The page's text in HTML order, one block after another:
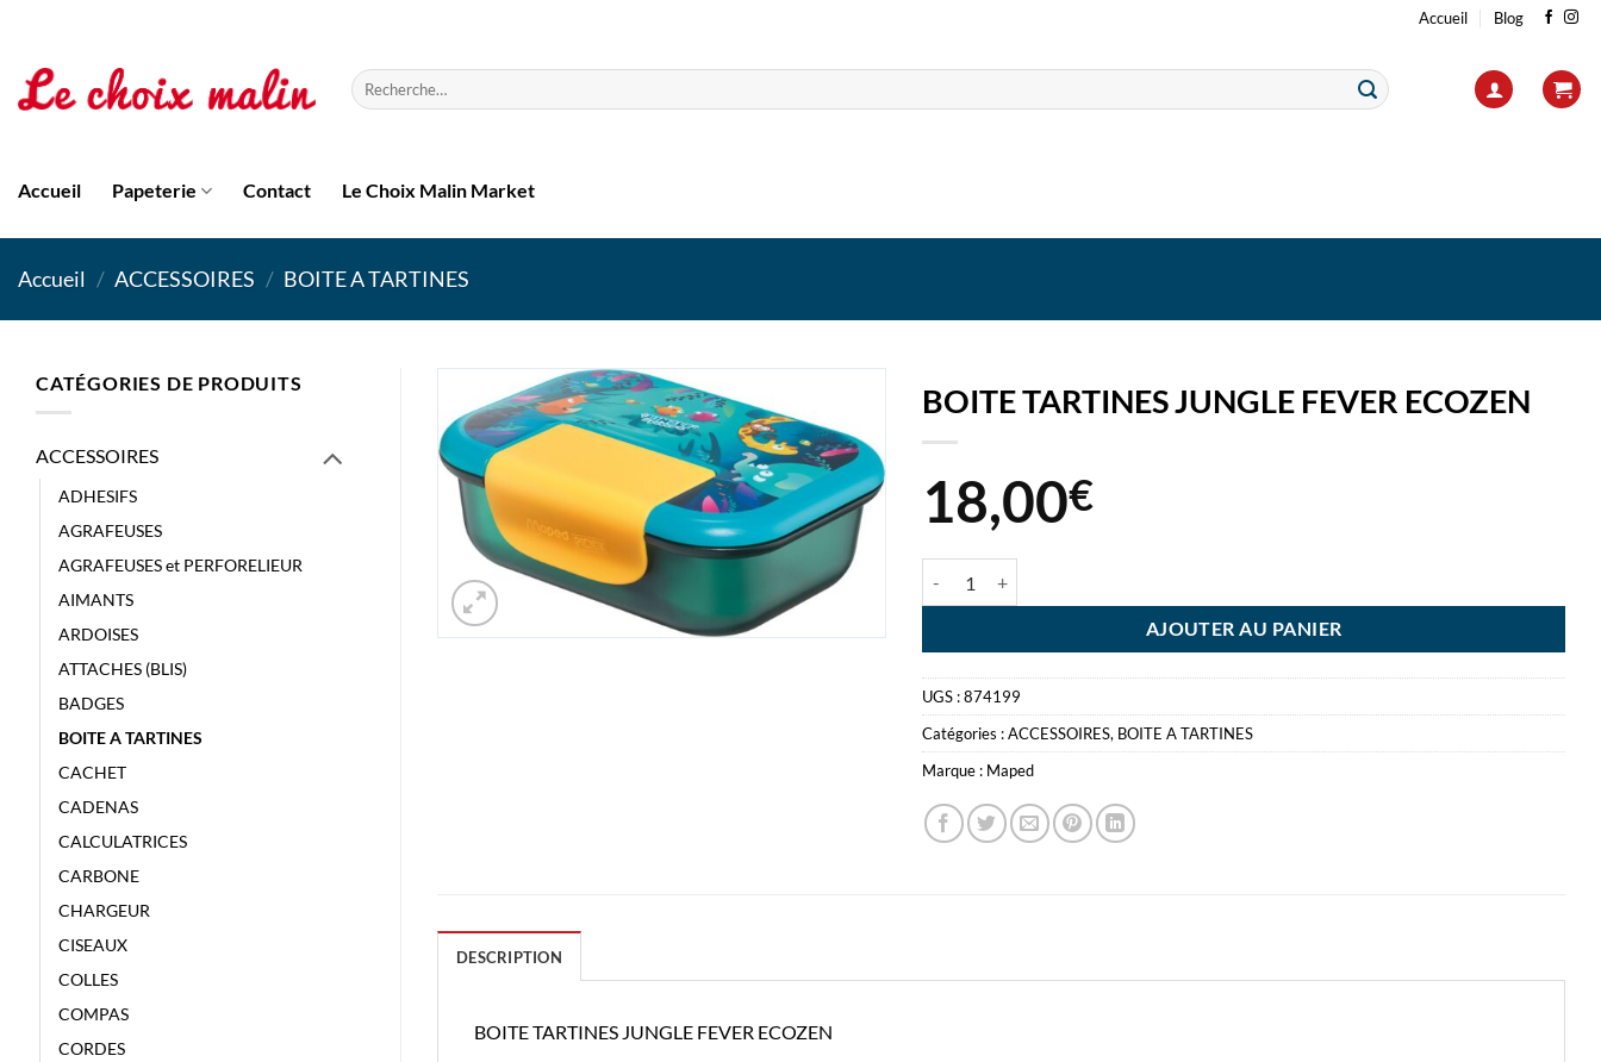
contenu
Accueil Blog
Recherche
pour :
Accueil Papeterie Contact Le Choix Malin Market
Accueil / ACCESSOIRES / BOITE A TARTINES
CATÉGORIES DE PRODUITS
ACCESSOIRES
ADHESIFS
AGRAFEUSES
AGRAFEUSES et PERFORELIEUR
AIMANTS
ARDOISES
ATTACHES (BLIS)
BADGES
BOITE A TARTINES
CACHET
CADENAS
CALCULATRICES
CARBONE
CHARGEUR
CISEAUX
COLLES
COMPAS
CORDES
BOITE TARTINES JUNGLE FEVER ECOZEN
18,00€
AJOUTER AU PANIER
UGS :874199
Catégories :ACCESSOIRES, BOITE A TARTINES
Marque : Maped
DESCRIPTION
BOITE TARTINES JUNGLE FEVER ECOZEN